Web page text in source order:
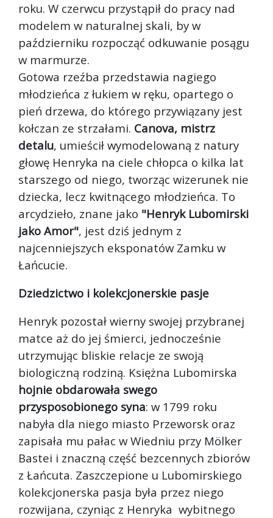
roku. W czerwcu przystąpił do pracy nad
modelem w naturalnej skali, by w
październiku rozpocząć odkuwanie posągu
w marmurze.
Gotowa rzeźba przedstawia nagiego
młodzieńca z łukiem w ręku, opartego o
pień drzewa, do którego przywiązany jest
kołczan ze strzałami. Canova, mistrz
detalu, umieścił wymodelowaną z natury
głowę Henryka na ciele chłopca o kilka lat
starszego od niego, tworząc wizerunek nie
dziecka, lecz kwitnącego młodzieńca. To
arcydzieło, znane jako "Henryk Lubomirski
jako Amor", jest dziś jednym z
najcenniejszych eksponatów Zamku w
Łańcucie.
Dziedzictwo i kolekcjonerskie pasje
Henryk pozostał wierny swojej przybranej
matce aż do jej śmierci, jednocześnie
utrzymując bliskie relacje ze swoją
biologiczną rodziną. Księżna Lubomirska
hojnie obdarowała swego
przysposobionego syna: w 1799 roku
nabyła dla niego miasto Przeworsk oraz
zapisała mu pałac w Wiedniu przy Mölker
Bastei i znaczną część bezcennych zbiorów
z Łańcuta. Zaszczepione u Lubomirskiego
kolekcjonerska pasja była przez niego
rozwijana, czyniąc z Henryka wybitnego